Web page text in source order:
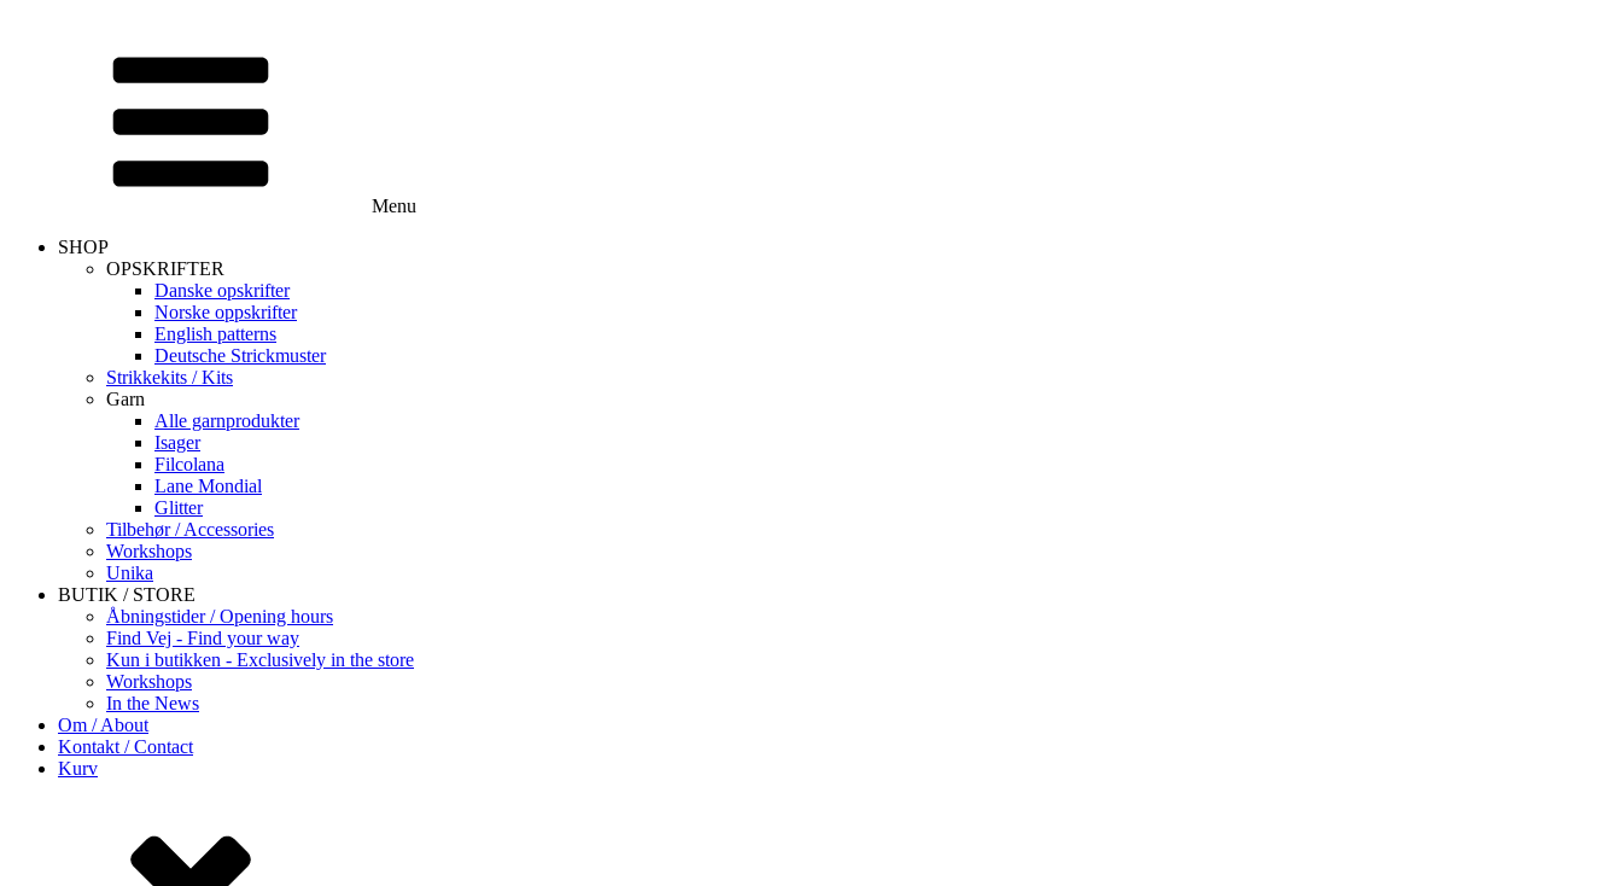
Menu
SHOP
OPSKRIFTER
Danske opskrifter
Norske oppskrifter
English patterns
Deutsche Strickmuster
Strikkekits / Kits
Garn
Alle garnprodukter
Isager
Filcolana
Lane Mondial
Glitter
Tilbehør / Accessories
Workshops
Unika
BUTIK / STORE
Åbningstider / Opening hours
Find Vej - Find your way
Kun i butikken - Exclusively in the store
Workshops
In the News
Om / About
Kontakt / Contact
Kurv